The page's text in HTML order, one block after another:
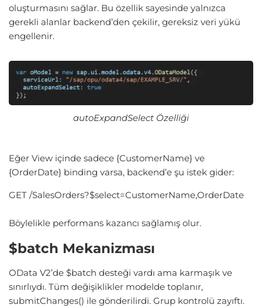
oluşturmasını sağlar. Bu özellik sayesinde yalnızca
gerekli alanlar backend’den çekilir, gereksiz veri yükü
engellenir.
autoExpandSelect Özelliği
Eğer View içinde sadece {CustomerName} ve
{OrderDate} binding varsa, backend’e şu istek gider:
GET /SalesOrders?$select=CustomerName,OrderDate
Böylelikle performans kazancı sağlamış olur.
$batch Mekanizması
OData V2’de $batch desteği vardı ama karmaşık ve
sınırlıydı. Tüm değişiklikler modelde toplanır,
submitChanges() ile gönderilirdi. Grup kontrolü zayıftı.